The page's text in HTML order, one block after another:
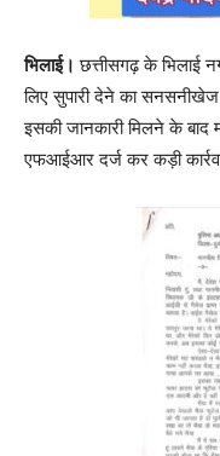
भिलाई। छत्तीसगढ़ के भिलाई
लिए सुपारी देने का
इसकी जानकारी मिलने के बाद
एफआईआर दर्ज कर कड़ी